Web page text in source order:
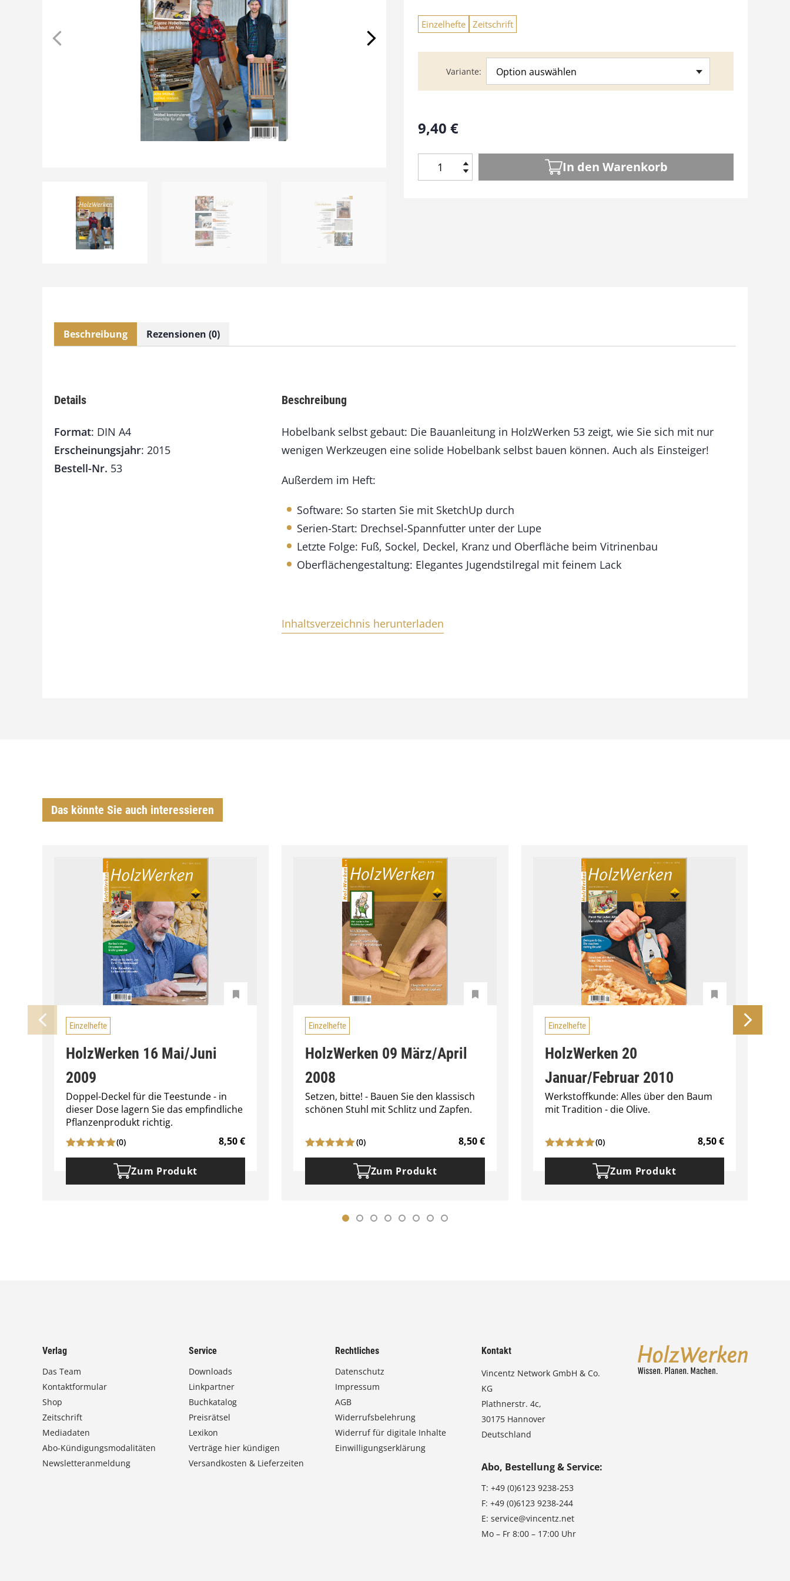
Einzelhefte Zeitschrift
Variante Option auswählen
9,40 €
u
t
5
e
n
g
In den Warenkorb
Beschreibung Rezensionen (0)
Beschreibung
Hobelbank selbst gebaut: Die Bauanleitung in HolzWerken 53 zeigt, wie Sie sich mit nur
wenigen Werkzeugen eine solide Hobelbank selbst bauen können. Auch als Einsteiger!
Außerdem im Heft:
Software: So starten Sie mit SketchUp durch
Serien-Start: Drechsel-Spannfutter unter der Lupe
Letzte Folge: Fuß, Sockel, Deckel, Kranz und Oberfläche beim Vitrinenbau
Oberflächengestaltung: Elegantes Jugendstilregal mit feinem Lack
Inhaltsverzeichnis herunterladen
Details
Format: DIN A4
Erscheinungsjahr: 2015
Bestell-Nr. 53
Das könnte Sie auch interessieren
Einzelhefte
HolzWerken 16 Mai/Juni
2009
Doppel-Deckel für die Teestunde - in
dieser Dose lagern Sie das empfindliche
Pflanzenprodukt richtig.
(0) 8,50€
Zum Produkt
Einzelhefte
HolzWerken 09 März/April
2008
Setzen, bitte! - Bauen Sie den klassisch
schönen Stuhl mit Schlitz und Zapfen.
(0) 8,50€
Zum Produkt
Einzelhefte
HolzWerken 20
Januar/Februar 2010
Werkstoffkunde: Alles über den Baum
mit Tradition - die Olive.
(0) 8,50€
Zum Produkt
Verlag
Das Team
Kontaktformular
Shop
Zeitschrift
Mediadaten
Abo-Kündigungsmodalitäten
Newsletteranmeldung
Service
Downloads
Linkpartner
Buchkatalog
Preisrätsel
Lexikon
Verträge hier kündigen
Versandkosten & Lieferzeiten
Rechtliches
Datenschutz
Impressum
AGB
Widerrufsbelehrung
Widerruf für digitale Inhalte
Einwilligungserklärung
Kontakt
Vincentz Network GmbH & Co.
KG
Plathnerstr. 4c,
30175 Hannover
Deutschland
Abo, Bestellung & Service:
T:+49 (0)6123 9238-253
F:+49 (0)6123 9238-244
E:service@vincentz.net
Mo – Fr 8:00 – 17:00 Uhr